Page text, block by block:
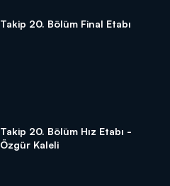
Takip 20. Bölüm Final Etabı
Takip 20. Bölüm Hız Etabı -
Özgür Kaleli